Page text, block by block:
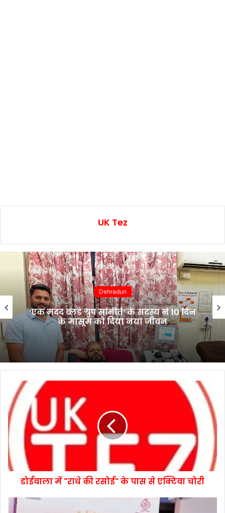
UK Tez
Uttarakhand
4 अगस्त को “चेहलुम” के जुलूस के दृष्टिगत
देहरादून शहर में रहेगा डायवर्जन
डोईवाला में "राधे की रसोई" के पास से एक्टिवा चोरी